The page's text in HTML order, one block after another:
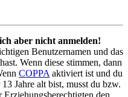
aber nicht anmelden!
Benutzernamen und das
Wenn diese stimmen, dann
COPPA aktiviert ist und du
Jahre alt bist, musst du bzw.
den